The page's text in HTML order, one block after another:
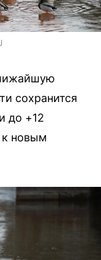
сохранится
до +12
к новым